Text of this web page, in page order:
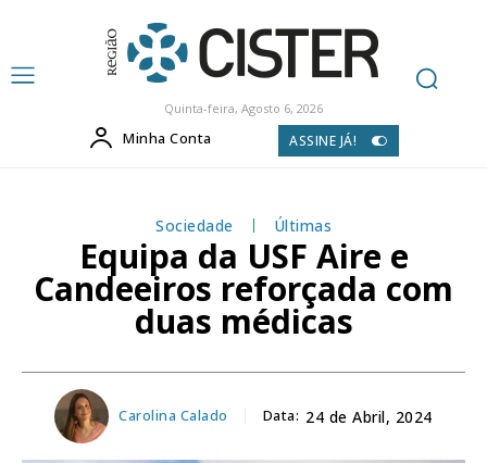
Quinta-feira, Agosto 6, 2026
Minha Conta ASSINE JÁ!
Sociedade Últimas
Equipa da USF Aire e
Candeeiros reforçada com
duas médicas
Carolina Calado Data: 24 de Abril, 2024